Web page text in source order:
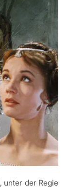
, unter der Regie